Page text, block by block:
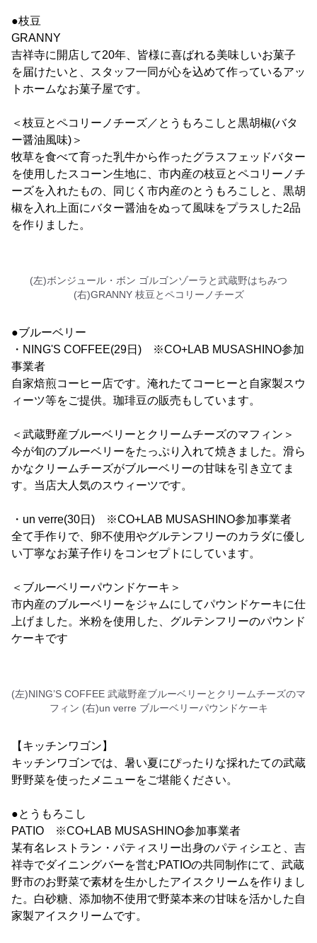
●枝豆
GRANNY
吉祥寺に開店して20年、皆様に喜ばれる美味しいお菓子
を届けたいと、スタッフ一同が心を込めて作っているアッ
トホームなお菓子屋です。
＜枝豆とペコリーノチーズ／とうもろこしと黒胡椒(バタ
ー醤油風味)＞
牧草を食べて育った乳牛から作ったグラスフェッドバター
を使用したスコーン生地に、市内産の枝豆とペコリーノチ
ーズを入れたもの、同じく市内産のとうもろこしと、黒胡
椒を入れ上面にバター醤油をぬって風味をプラスした2品
を作りました。
(左)ボンジュール・ボン ゴルゴンゾーラと武蔵野はちみつ
(右)GRANNY 枝豆とペコリーノチーズ
●ブルーベリー
・NING'S COFFEE(29日) ※CO+LAB MUSASHINO参加
事業者
自家焙煎コーヒー店です。淹れたてコーヒーと自家製スウ
ィーツ等をご提供。珈琲豆の販売もしています。
＜武蔵野産ブルーベリーとクリームチーズのマフィン＞
今が旬のブルーベリーをたっぷり入れて焼きました。滑ら
かなクリームチーズがブルーベリーの甘味を引き立てま
す。当店大人気のスウィーツです。
・un verre(30日) ※CO+LAB MUSASHINO参加事業者
全て手作りで、卵不使用やグルテンフリーのカラダに優し
い丁寧なお菓子作りをコンセプトにしています。
＜ブルーベリーパウンドケーキ＞
市内産のブルーベリーをジャムにしてパウンドケーキに仕
上げました。米粉を使用した、グルテンフリーのパウンド
ケーキです
(左)NING’S COFFEE 武蔵野産ブルーベリーとクリームチーズのマ
フィン (右)un verre ブルーベリーパウンドケーキ
【キッチンワゴン】
キッチンワゴンでは、暑い夏にぴったりな採れたての武蔵
野野菜を使ったメニューをご堪能ください。
●とうもろこし
PATIO ※CO+LAB MUSASHINO参加事業者
某有名レストラン・パティスリー出身のパティシエと、吉
祥寺でダイニングバーを営むPATIOの共同制作にて、武蔵
野市のお野菜で素材を生かしたアイスクリームを作りまし
た。白砂糖、添加物不使用で野菜本来の甘味を活かした自
家製アイスクリームです。